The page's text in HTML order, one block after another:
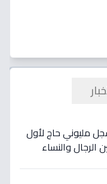
مليوني حاج لأول
الرجال والنساء